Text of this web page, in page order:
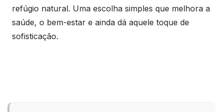
refúgio natural. Uma escolha simples que melhora a
saúde, o bem-estar e ainda dá aquele toque de
sofisticação.